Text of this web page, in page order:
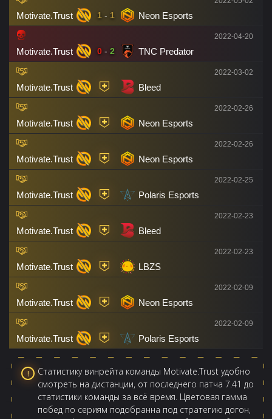
Motivate.Trust 1 - 1 Neon Esports
Motivate.Trust 0 - 2 TNC Predator
2022-04-20
Motivate.Trust Bleed
2022-03-02
Motivate.Trust Neon Esports
2022-02-26
Motivate.Trust Neon Esports
2022-02-26
Motivate.Trust Polaris Esports
2022-02-25
Motivate.Trust Bleed
2022-02-23
Motivate.Trust LBZS
2022-02-23
Motivate.Trust Neon Esports
2022-02-09
Motivate.Trust Polaris Esports
2022-02-09
Статистику винрейта команды Motivate.Trust удобно
смотреть на дистанции, от последнего патча 7.41 до
статистики команды за всё время. Цветовая гамма
побед по сериям подобранна под стратегию догон,